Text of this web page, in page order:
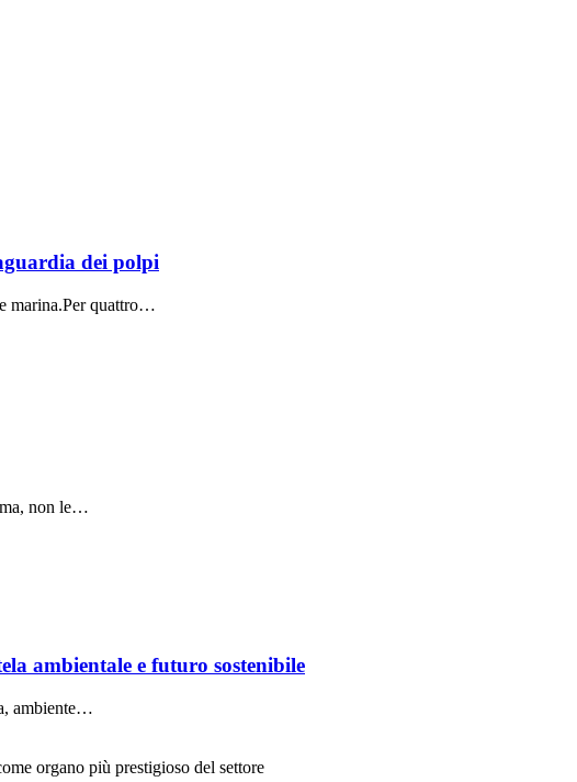
dei polpi
marina.Per quattro…
non le…
ambientale e futuro sostenibile
ambiente…
organo più prestigioso del settore